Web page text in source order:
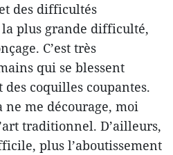
des difficultés
la plus grande difficulté,
C’est très
qui se blessent
coquilles coupantes.
me décourage, moi
traditionnel. D’ailleurs,
plus l’aboutissement